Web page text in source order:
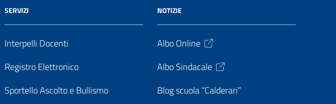
SERVIZI
Interpelli Docenti
Registro Elettronico
Sportello Ascolto e Bullismo
NOTIZIE
Albo Online
Albo Sindacale
Blog scuola “Calderari”